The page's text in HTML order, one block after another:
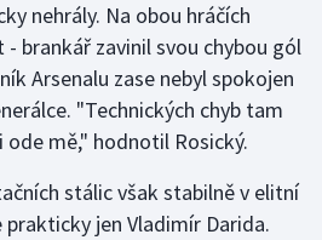
nehrály. Na obou hráčích
brankář zavinil svou chybou gól
Arsenalu zase nebyl spokojen
"Technických chyb tam
mě," hodnotil Rosický.
stálic však stabilně v elitní
jen Vladimír Darida.